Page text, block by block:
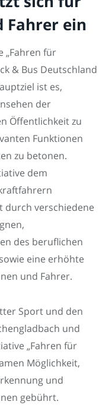
Fahrer ein
„Fahren für
& Bus Deutschland
ist es,
der
Öffentlichkeit zu
Funktionen
zu betonen.
dem
durch verschiedene
des beruflichen
eine erhöhte
und Fahrer.
Sport und den
und
„Fahren für
Möglichkeit,
und
gebührt.